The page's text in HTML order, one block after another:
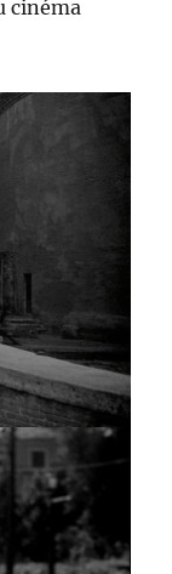
cinéma